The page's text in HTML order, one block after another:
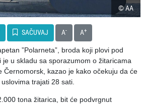
© AA
SAČUVAJ A- A+
”Polarneta”, broda koji plovi pod
u skladu sa sporazumom o žitaricama
Černomorsk, kazao je kako očekuju da će
trajati 28 sati.
tona žitarica, bit će podvrgnut